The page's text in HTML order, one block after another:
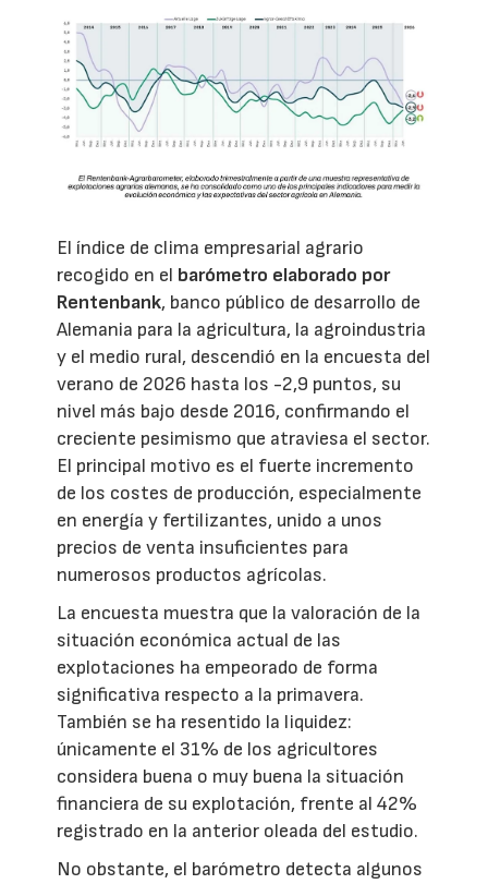
El índice de clima empresarial agrario
recogido en el barómetro elaborado por
Rentenbank, banco público de desarrollo de
Alemania para la agricultura, la agroindustria
y el medio rural, descendió en la encuesta del
verano de 2026 hasta los -2,9 puntos, su
nivel más bajo desde 2016, confirmando el
creciente pesimismo que atraviesa el sector.
El principal motivo es el fuerte incremento
de los costes de producción, especialmente
en energía y fertilizantes, unido a unos
precios de venta insuficientes para
numerosos productos agrícolas.
La encuesta muestra que la valoración de la
situación económica actual de las
explotaciones ha empeorado de forma
significativa respecto a la primavera.
También se ha resentido la liquidez:
únicamente el 31% de los agricultores
considera buena o muy buena la situación
financiera de su explotación, frente al 42%
registrado en la anterior oleada del estudio.
No obstante, el barómetro detecta algunos